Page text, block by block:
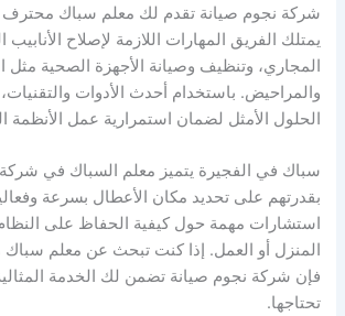
شركة نجوم صيانة تقدم لك معلم سباك
يمتلك الفريق المهارات اللازمة لإصلاح
المجاري، وتنظيف وصيانة الأجهزة الصحية مثل
والمراحيض. باستخدام أحدث الأدوات
الحلول الأمثل لضمان استمرارية عمل
سباك في الفجيرة يتميز معلم السباك في
بقدرتهم على تحديد مكان الأعطال بسرعة
استشارات مهمة حول كيفية الحفاظ على
المنزل أو العمل. إذا كنت تبحث عن معلم سباك
فإن شركة نجوم صيانة تضمن لك الخدمة المثالية
تحتاجها.